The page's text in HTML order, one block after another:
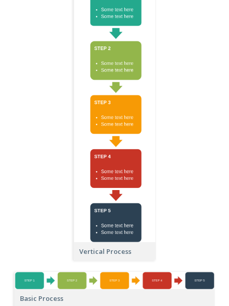
Vertical Process
Basic Process